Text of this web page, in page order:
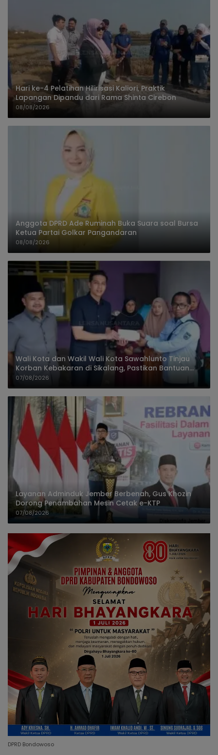
Hari ke-4 Pelatihan Hilirisasi Kaliori, Praktik
Lapangan Dipandu dari Rama Shinta Cirebon
08/08/2026
Anggota DPRD Ade Ruminah Buka Suara soal Bursa
Ketua Partai Golkar Pangandaran
08/08/2026
Wali Kota dan Wakil Wali Kota Sawahlunto Tinjau
Korban Kebakaran di Sikalang, Pastikan Bantuan
dan Perkuat Mitigasi Bencana
07/08/2026
Layanan Adminduk Jember Berbenah, Gus Khozin
Dorong Penambahan Mesin Cetak e-KTP
07/08/2026
DPRD Bondowoso